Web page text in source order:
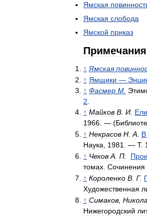
Ямская
Ямская слобода
Ямской приказ
Примечания
↑ Ямская
↑ Ямщики —
↑ Фасмер М.
2.
↑ Майков В. И.
1966. — (
↑ Некрасов Н.А. В
Наука, 1981. — Т.
↑ Чехов А. П.
томах. Сочинения
↑ Короленко В. Г.
Художественная
↑ Симаков,
Нижегородский